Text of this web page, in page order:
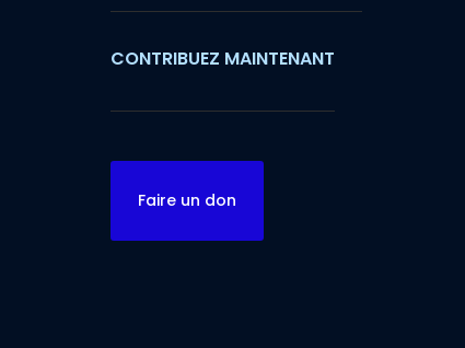
CONTRIBUEZ MAINTENANT
Faire un don